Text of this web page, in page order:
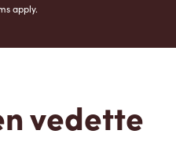
apply.
vedette